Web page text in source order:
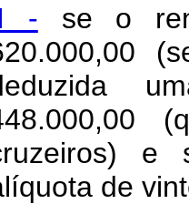
- se o
e
de